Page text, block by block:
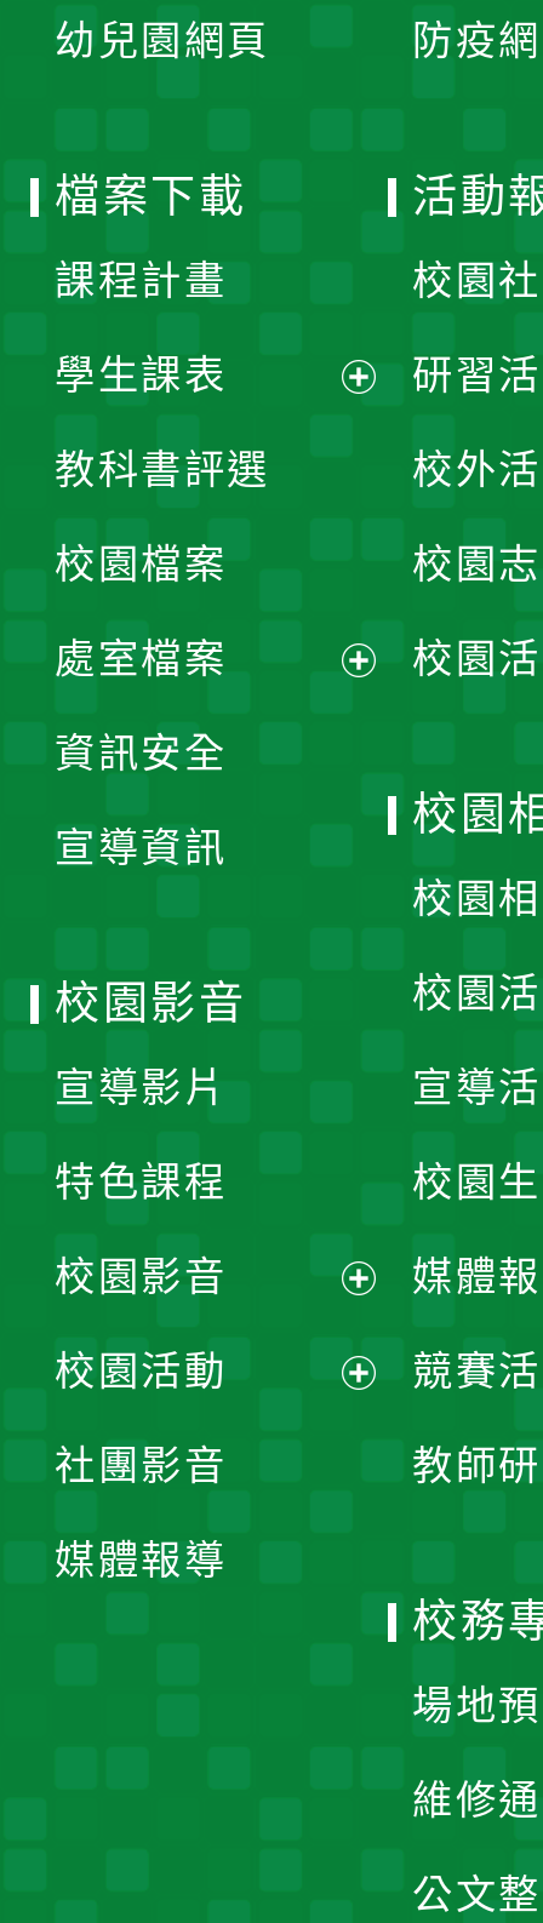
幼兒園網頁 防疫
檔案下載
課程計畫
學生課表
單
教科書評選
校園檔案
處室檔案
資訊安全
宣導資訊
活動
校園
研習
校外
校園
校園
校園
校園
校園
宣導
校園
媒體
競賽
教師
校園影音
宣導影片
特色課程
校園影音
開
校園活動
社團影音
媒體報導
校務
場地
維修
公文